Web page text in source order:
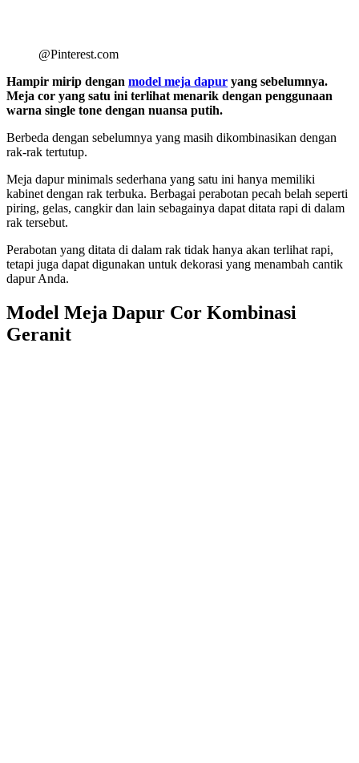
@Pinterest.com
Hampir mirip dengan model meja dapur yang sebelumnya.
Meja cor yang satu ini terlihat menarik dengan penggunaan
warna single tone dengan nuansa putih.
Berbeda dengan sebelumnya yang masih dikombinasikan dengan
rak-rak tertutup.
Meja dapur minimals sederhana yang satu ini hanya memiliki
kabinet dengan rak terbuka. Berbagai perabotan pecah belah seperti
piring, gelas, cangkir dan lain sebagainya dapat ditata rapi di dalam
rak tersebut.
Perabotan yang ditata di dalam rak tidak hanya akan terlihat rapi,
tetapi juga dapat digunakan untuk dekorasi yang menambah cantik
dapur Anda.
Model Meja Dapur Cor Kombinasi
Geranit